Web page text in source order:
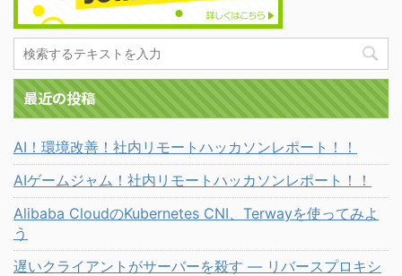
最近の投稿
AI！環境改善！社内リモートハッカソンレポート！！
AIゲームジャム！社内リモートハッカソンレポート！！
Alibaba CloudのKubernetes CNI、Terwayを使ってみよ
う
遅いクライアントがサーバーを殺す ― リバースプロキシ